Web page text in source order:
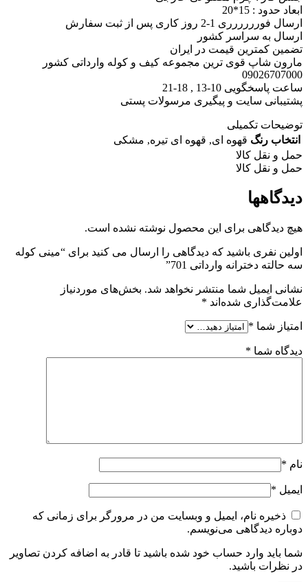
ابعاد حدود : 15*20
ارسال فورررررری 1-2 روز کاری پس از ثبت سفارش
ارسال به سراسر کشور
تضمین کمترین قیمت در ایران
مارون شاپ قوی ترین مجموعه کیف و کوله وارداتی کشور
09026707000
ساعت پاسخگویی 10-13 , 18-21
پشتیبانی سایت و پیگیری مرسولات پستی
توضیحات تکمیلی
انتخاب رنگ قهوه ای, قهوه ای تیره, مشکی
حمل و نقل کالا
حمل و نقل کالا
دیدگاهها
هیچ دیدگاهی برای این محصول نوشته نشده است.
اولین نفری باشید که دیدگاهی را ارسال می کنید برای “مینی کوله
سه حالته دخترانه وارداتی 701”
نشانی ایمیل شما منتشر نخواهد شد. بخش‌های موردنیاز
علامت‌گذاری شده‌اند *
امتیاز شما *
دیدگاه شما *
نام *
ایمیل *
ذخیره نام، ایمیل و وبسایت من در مرورگر برای زمانی که
دوباره دیدگاهی می‌نویسم.
شما باید وارد حساب خود شده باشید تا قادر به اضافه کردن تصاویر
در نظرات باشید.